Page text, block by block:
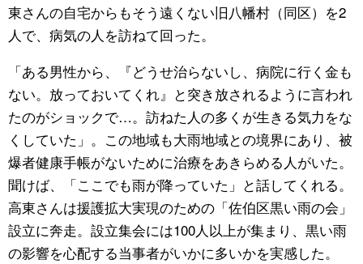
東さんの自宅からもそう遠くない旧八幡村（同区）を2
人で、病気の人を訪ねて回った。
「ある男性から、『どうせ治らないし、病院に行く金も
ない。放っておいてくれ』と突き放されるように言われ
たのがショックで…。訪ねた人の多くが生きる気力をな
くしていた」。この地域も大雨地域との境界にあり、被
爆者健康手帳がないために治療をあきらめる人がいた。
聞けば、「ここでも雨が降っていた」と話してくれる。
高東さんは援護拡大実現のための「佐伯区黒い雨の会」
設立に奔走。設立集会には100人以上が集まり、黒い雨
の影響を心配する当事者がいかに多いかを実感した。